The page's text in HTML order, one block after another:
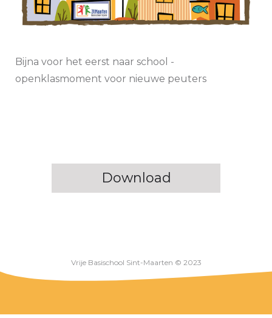
Bijna voor het eerst naar school -
openklasmoment voor nieuwe peuters
Download
Vrije Basischool Sint-Maarten © 2023